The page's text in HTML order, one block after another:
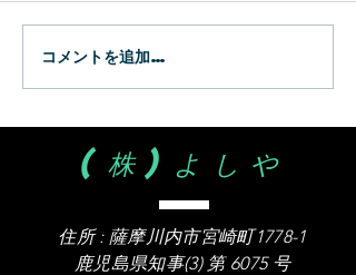
コメントを追加…
(株)よしや
住所 : 薩摩川内市宮崎町1778-1
​鹿児島県知事(3) 第 6075 号